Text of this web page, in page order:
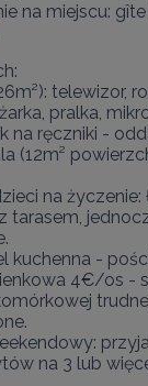
na miejscu:
telewizor,
pralka,
na ręczniki -
(12m²
na życzenie:
kuchenna -
4€/os -
na 3 lub